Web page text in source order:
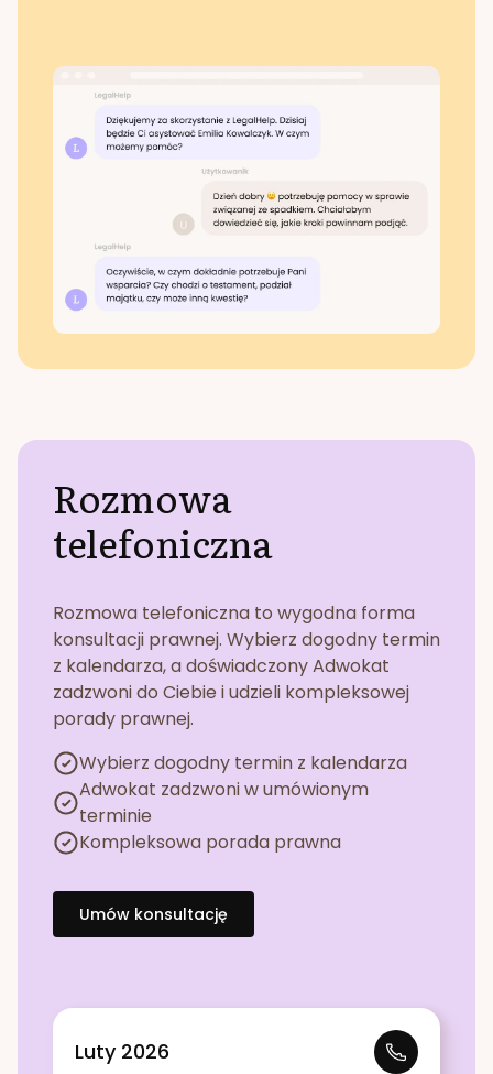
Rozmowa
telefoniczna
Rozmowa telefoniczna to wygodna forma
konsultacji prawnej. Wybierz dogodny termin
z kalendarza, a doświadczony Adwokat
zadzwoni do Ciebie i udzieli kompleksowej
porady prawnej.
Wybierz dogodny termin z kalendarza
Adwokat zadzwoni w umówionym
terminie
Kompleksowa porada prawna
Umów konsultację
Luty 2026